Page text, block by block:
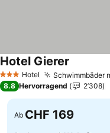
3 SterneHotel Schwimmbäder
Hotel Gierer
8.8 Hervorragend 2’308
Ab CHF 169